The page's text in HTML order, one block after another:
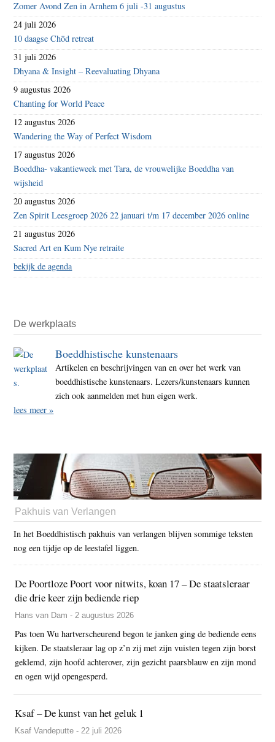
Zomer Avond Zen in Arnhem 6 juli -31 augustus
24 juli 2026
10 daagse Chöd retreat
31 juli 2026
Dhyana & Insight – Reevaluating Dhyana
9 augustus 2026
Chanting for World Peace
12 augustus 2026
Wandering the Way of Perfect Wisdom
17 augustus 2026
Boeddha- vakantieweek met Tara, de vrouwelijke Boeddha van
wijsheid
20 augustus 2026
Zen Spirit Leesgroep 2026 22 januari t/m 17 december 2026 online
21 augustus 2026
Sacred Art en Kum Nye retraite
bekijk de agenda
De werkplaats
Boeddhistische kunstenaars
Artikelen en beschrijvingen van en over het werk van
boeddhistische kunstenaars. Lezers/kunstenaars kunnen
zich ook aanmelden met hun eigen werk.
lees meer »
Pakhuis van Verlangen
In het Boeddhistisch pakhuis van verlangen blijven sommige teksten
nog een tijdje op de leestafel liggen.
De Poortloze Poort voor nitwits, koan 17 – De staatsleraar
die drie keer zijn bediende riep
Hans van Dam - 2 augustus 2026
Pas toen Wu hartverscheurend begon te janken ging de bediende eens
kijken. De staatsleraar lag op z’n zij met zijn vuisten tegen zijn borst
geklemd, zijn hoofd achterover, zijn gezicht paarsblauw en zijn mond
en ogen wijd opengesperd.
Ksaf – De kunst van het geluk 1
Ksaf Vandeputte - 22 juli 2026